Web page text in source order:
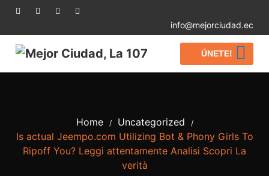
info@mejorciudad.ec
ÚNETE!
Home / Uncategorized /
Is actual Jeempo.com Utilizing Bot & Phony Girls To
Ripoff You? Leggi attentamente Analisi Scopri La
verità